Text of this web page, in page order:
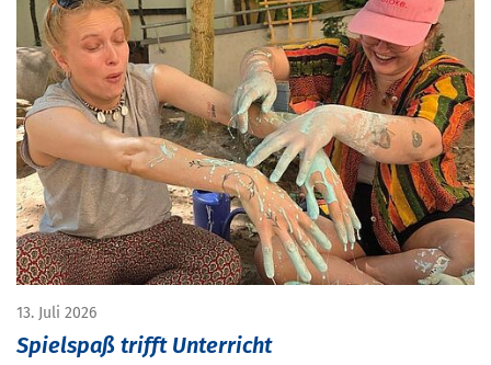
13. Juli 2026
Spielspaß trifft Unterricht